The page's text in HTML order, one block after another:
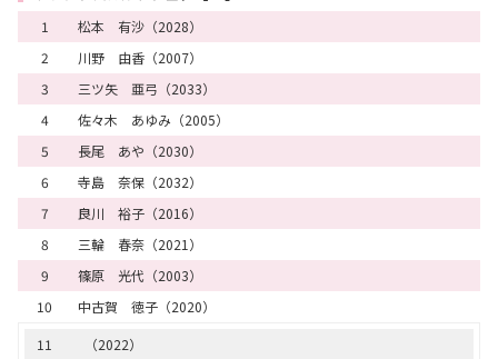
17
（1031）
18
（1038）
19
（1035）
20
（1004）
21
（1018）
22
（1005）
23
（1015）
24
（1008）
25
（1033）
26
（1060）
27
（1010）
1
松本 有沙（2028）
2
川野 由香（2007）
3
三ツ矢 亜弓（2033）
4
佐々木 あゆみ（2005）
5
長尾 あや（2030）
6
寺島 奈保（2032）
7
良川 裕子（2016）
8
三輪 春奈（2021）
9
篠原 光代（2003）
10
中古賀 徳子（2020）
11
（2022）